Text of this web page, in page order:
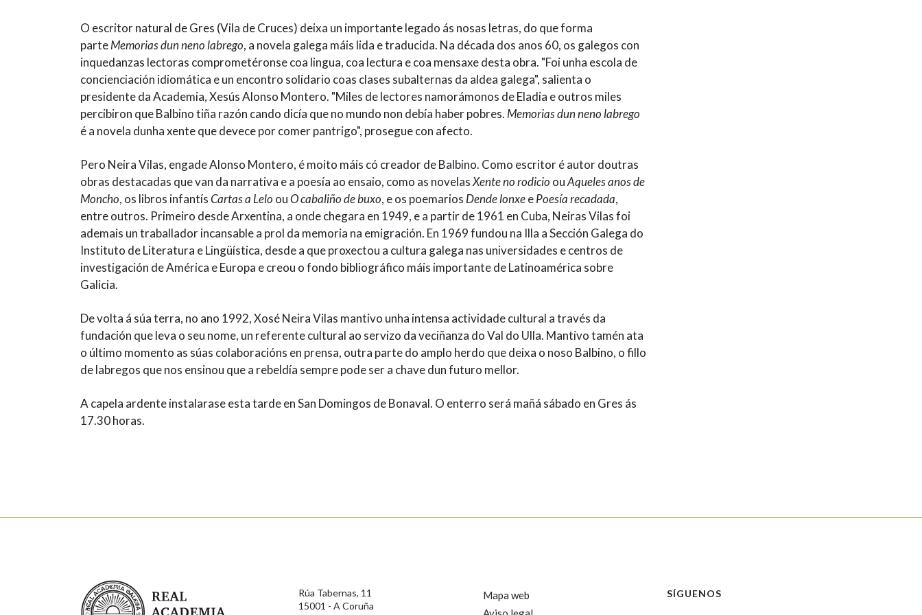
O escritor natural de Gres (Vila de Cruces) deixa un importante legado ás nosas letras, do que forma
parteMemorias dun neno labrego, a novela galega máis lida e traducida. Na década dos anos 60, os galegos con
inquedanzas lectoras comprometéronse coa lingua, coa lectura e coa mensaxe desta obra. "Foi unha escola de
concienciación idiomática e un encontro solidario coas clases subalternas da aldea galega", salienta o
presidente da Academia, Xesús Alonso Montero. "Miles de lectores namorámonos de Eladia e outros miles
percibiron que Balbino tiña razón cando dicía que no mundo non debía haber pobres. Memorias dun neno labrego
é a novela dunha xente que devece por comer pantrigo", prosegue con afecto.
Pero Neira Vilas, engade Alonso Montero, é moito máis có creador de Balbino. Como escritor é autor doutras
obras destacadas que van da narrativa e a poesía ao ensaio, como as novelasXente no rodicio ouAqueles anos de
Moncho, os libros infantísCartas a Lelo ouO cabaliño de buxo, e os poemarios Dende lonxeePoesía recadada,
entre outros. Primeiro desde Arxentina, a onde chegara en 1949, e a partir de 1961 en Cuba, Neiras Vilas foi
ademais un traballador incansable a prol da memoria na emigración. En 1969 fundou na Illa a Sección Galega do
Instituto de Literatura e Lingüística, desde a que proxectou a cultura galega nas universidades e centros de
investigación de América e Europa e creou o fondo bibliográfico máis importante de Latinoamérica sobre
Galicia.
De volta á súa terra, no ano 1992, Xosé Neira Vilas mantivo unha intensa actividade cultural a través da
fundación que leva o seu nome, un referente cultural ao servizo da veciñanza do Val do Ulla. Mantivo tamén ata
o último momento as súas colaboracións en prensa, outra parte do amplo herdo que deixa o noso Balbino, o fillo
de labregos que nos ensinou que a rebeldía sempre pode ser a chave dun futuro mellor.
A capela ardente instalarase esta tarde en San Domingos de Bonaval. O enterro será mañá sábado en Gres ás
17.30 horas.
Real Academia Galega
Rúa Tabernas, 11
15001 - A Coruña
Mapa web
SÍGUENOS